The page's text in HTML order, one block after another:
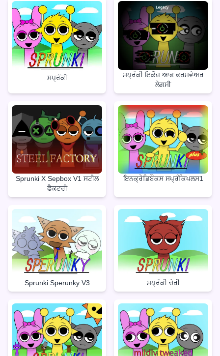
ਸਪ੍ਰੰਕੀ
ਸਪ੍ਰੰਕੀ ਇਕੋਜ਼ ਆਫ ਫਰਮਵੇਅਰ
ਲੇਗਸੀ
Sprunki X Sepbox V1 ਸਟੀਲ
ਫੈਕਟਰੀ
ਇਨਕ੍ਰੇਡਿਬੌਕਸ ਸਪ੍ਰੰਕਿਪਲਸ1
Sprunki Sperunky V3 ਸਪ੍ਰੰਕੀ ਚੇਰੀ